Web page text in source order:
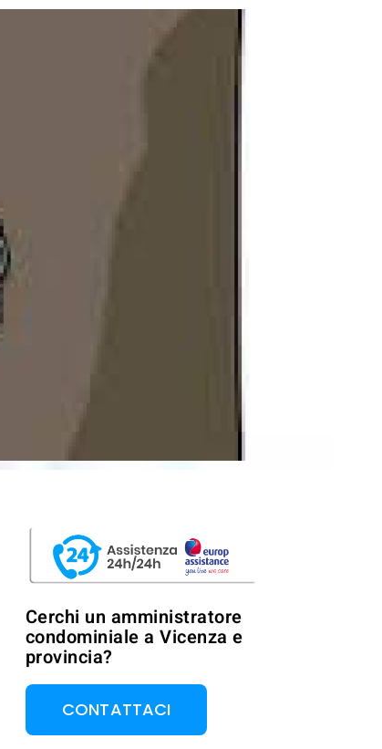
Cerchi un amministratore
condominiale a Vicenza e
provincia?
CONTATTACI